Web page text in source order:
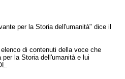
ponte autostradale
si opponevano alla creazione
è lo stesso utente che ha
Città del Messico, nonché
di 79 voci sui giochi di carte di
di cui 11 cancellate in PdC
Conte I e il matrimonio tra
(sono sicuro che molti su
- io personalmente lo
Phyrexian ha rimosso
Kashoggi, Vegetable ha
dei gilet gialli in Francia
ha fatto questodannosissimo
solo ha rimosso il
]
per la Storia dell'umanità" dice il
di contenuti della voce che
per la Storia dell'umanità e lui